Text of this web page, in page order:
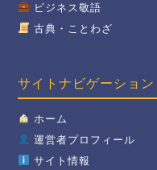
ビジネス敬語
古典・ことわざ
サイトナビゲーション
ホーム
運営者プロフィール
サイト情報